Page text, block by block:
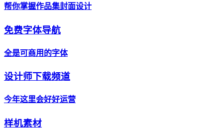
帮你掌握作品集封面设计
免费字体导航
全是可商用的字体
设计师下载频道
今年这里会好好运营
样机素材